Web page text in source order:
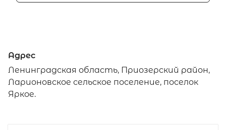
Адрес
Ленинградская область, Приозерский район,
Ларионовское сельское поселение, поселок
Яркое.